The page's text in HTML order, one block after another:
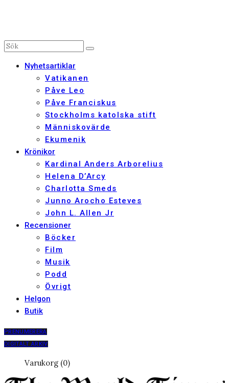
Nyhetsartiklar
Vatikanen
Påve Leo
Påve Franciskus
Stockholms katolska stift
Människovärde
Ekumenik
Krönikor
Kardinal Anders Arborelius
Helena D’Arcy
Charlotta Smeds
Junno Arocho Esteves
John L. Allen Jr
Recensioner
Böcker
Film
Musik
Podd
Övrigt
Helgon
Butik
PRENUMERERA
DIGITALT ARKIV
Varukorg (0)